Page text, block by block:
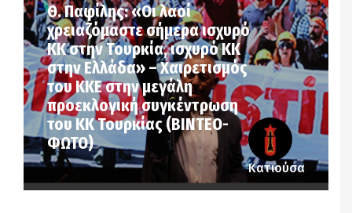
Θ. Παφίλης: «Οι λαοί
χρειαζόμαστε σήμερα ισχυρό
ΚΚ στην Τουρκία, ισχυρό ΚΚ
στην Ελλάδα» – Χαιρετισμός
του ΚΚΕ στην μεγάλη
προεκλογική συγκέντρωση
του ΚΚ Τουρκίας (ΒΙΝΤΕΟ-
ΦΩΤΟ)
Κατιούσα